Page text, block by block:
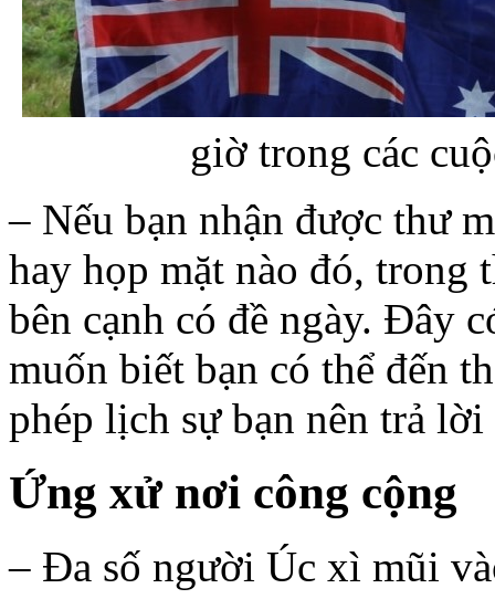
giờ trong các
– Nếu bạn nhận được thư
hay họp mặt nào đó, trong
bên cạnh có đề ngày. Đây
muốn biết bạn có thể đến
phép lịch sự bạn nên trả
Ứng xử nơi công cộng
– Đa số người Úc xì mũi